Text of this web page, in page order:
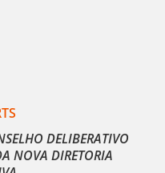
DELIBERATIVO
NOVA DIRETORIA